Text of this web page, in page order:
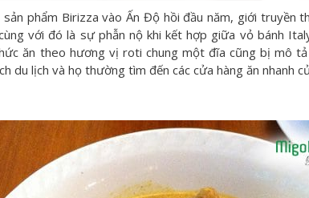
phẩm Birizza vào Ấn Độ hồi đầu năm, giới truyền
với đó là sự phẫn nộ khi kết hợp giữa vỏ bánh
ăn theo hương vị roti chung một đĩa cũng bị mô
du lịch và họ thường tìm đến các cửa hàng ăn nhanh